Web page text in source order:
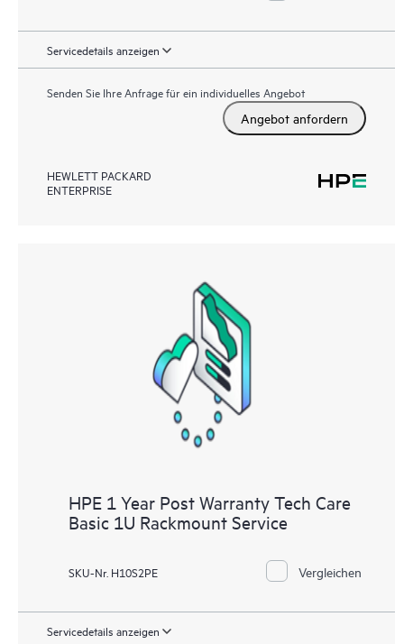
Servicedetails anzeigen
Senden Sie Ihre Anfrage für ein individuelles Angebot
Angebot anfordern
HEWLETT PACKARD
ENTERPRISE
HPE 1 Year Post Warranty Tech Care
Basic 1U Rackmount Service
SKU-Nr. H10S2PE Vergleichen
Servicedetails anzeigen